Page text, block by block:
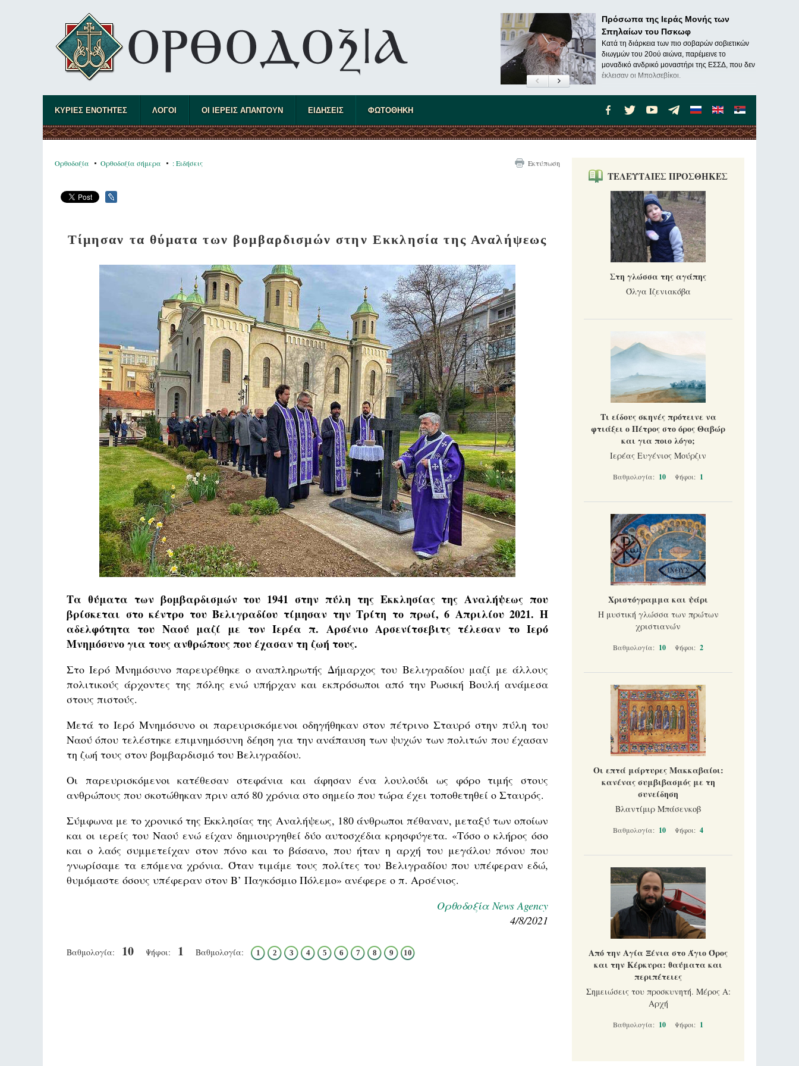
Πρόσωπα της Ιεράς Μονής των
Σπηλαίων του Πσκωφ
Κατά τη διάρκεια των πιο σοβαρών σοβιετικών
διωγμών του 20ού αιώνα, παρέμεινε το
μοναδικό ανδρικό μοναστήρι της ΕΣΣΔ, που δεν
έκλεισαν οι Μπολσεβίκοι.
ΚΥΡΙΕΣ ΕΝΟΤΗΤΕΣ ΛΟΓΟΙ ΟΙ ΙΕΡΕΙΣ ΑΠΑΝΤΟΥΝ ΕΙΔΗΣΕΙΣ ΦΩΤΟΘΗΚΗ
Ορθοδοξία Ορθοδοξία σήμερα : Ειδήσεις Εκτύπωση
Τίμησαν τα θύματα των βομβαρδισμών στην Εκκλησία της Αναλήψεως
Τα θύματα των βομβαρδισμών του 1941 στην πύλη της Εκκλησίας της Αναλήψεως που
βρίσκεται στο κέντρο του Βελιγραδίου τίμησαν την Τρίτη το πρωί, 6 Απριλίου 2021. Η
αδελφότητα του Ναού μαζί με τον Ιερέα π. Αρσένιο Αρσενίτσεβιτς τέλεσαν το Ιερό
Μνημόσυνο για τους ανθρώπους που έχασαν τη ζωή τους.
Στο Ιερό Μνημόσυνο παρευρέθηκε ο αναπληρωτής Δήμαρχος του Βελιγραδίου μαζί με άλλους
πολιτικούς άρχοντες της πόλης ενώ υπήρχαν και εκπρόσωποι από την Ρωσική Βουλή ανάμεσα
στους πιστούς.
Μετά το Ιερό Μνημόσυνο οι παρευρισκόμενοι οδηγήθηκαν στον πέτρινο Σταυρό στην πύλη του
Ναού όπου τελέστηκε επιμνημόσυνη δέηση για την ανάπαυση των ψυχών των πολιτών που έχασαν
τη ζωή τους στον βομβαρδισμό του Βελιγραδίου.
Οι παρευρισκόμενοι κατέθεσαν στεφάνια και άφησαν ένα λουλούδι ως φόρο τιμής στους
ανθρώπους που σκοτώθηκαν πριν από 80 χρόνια στο σημείο που τώρα έχει τοποθετηθεί ο Σταυρός.
Σύμφωνα με το χρονικό της Εκκλησίας της Αναλήψεως, 180 άνθρωποι πέθαναν, μεταξύ των οποίων
και οι ιερείς του Ναού ενώ είχαν δημιουργηθεί δύο αυτοσχέδια κρησφύγετα. «Τόσο ο κλήρος όσο
και ο λαός συμμετείχαν στον πόνο και το βάσανο, που ήταν η αρχή του μεγάλου πόνου που
γνωρίσαμε τα επόμενα χρόνια. Όταν τιμάμε τους πολίτες του Βελιγραδίου που υπέφεραν εδώ,
θυμόμαστε όσους υπέφεραν στον Β’ Παγκόσμιο Πόλεμο» ανέφερε ο π. Αρσένιος.
Ορθοδοξία News Agency
4/8/2021
Βαθμολογία: 10 Ψήφοι: 1 Βαθμολογία: 1 2 3 4 5 6 7 8 9 10
ΤΕΛΕΥΤΑΙΕΣ ΠΡΟΣΘΗΚΕΣ
Στη γλώσσα της αγάπης
Όλγα Ιζενιακόβα
Τι είδους σκηνές πρότεινε να
φτιάξει ο Πέτρος στο όρος Θαβώρ
και για ποιο λόγο;
Ιερέας Ευγένιος Μούρζιν
Βαθμολογία: 10 Ψήφοι: 1
Χριστόγραμμα και ψάρι
Η μυστική γλώσσα των πρώτων
χριστιανών
Βαθμολογία: 10 Ψήφοι: 2
Οι επτά μάρτυρες Μακκαβαίοι:
κανένας συμβιβασμός με τη
συνείδηση
Βλαντίμιρ Μπάσενκοβ
Βαθμολογία: 10 Ψήφοι: 4
Από την Αγία Ξένια στο Άγιο Όρος
και την Κέρκυρα: θαύματα και
περιπέτειες
Σημειώσεις του προσκυνητή. Μέρος Α:
Αρχή
Βαθμολογία: 10 Ψήφοι: 1